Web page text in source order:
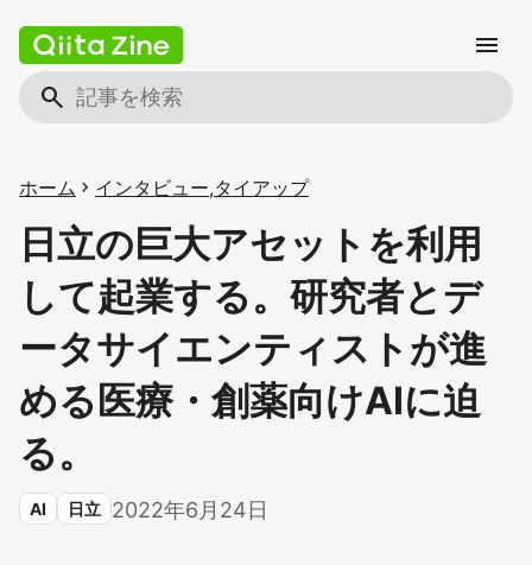
search
menu
ホーム chevron_right インタビュー,タイアップ
日立の巨大アセットを利用
して起業する。研究者とデ
ータサイエンティストが進
める医療・創薬向けAIに迫
る。
AI 日立 2022年6月24日